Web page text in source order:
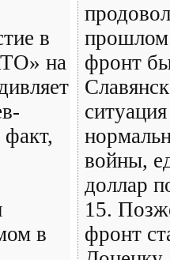
в
на
в
прошлом
фронт
войны,
доллар
15.
фронт